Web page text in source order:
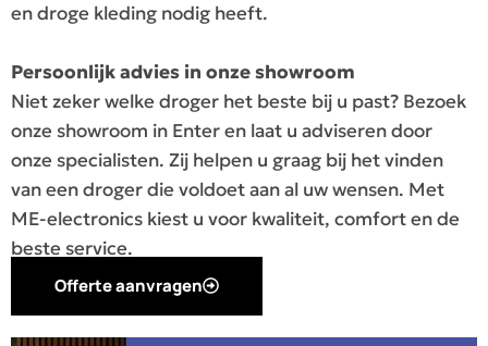
en droge kleding nodig heeft.
Persoonlijk advies in onze showroom
Niet zeker welke droger het beste bij u past? Bezoek
onze showroom in Enter en laat u adviseren door
onze specialisten. Zij helpen u graag bij het vinden
van een droger die voldoet aan al uw wensen. Met
ME-electronics kiest u voor kwaliteit, comfort en de
beste service.
Offerte aanvragen